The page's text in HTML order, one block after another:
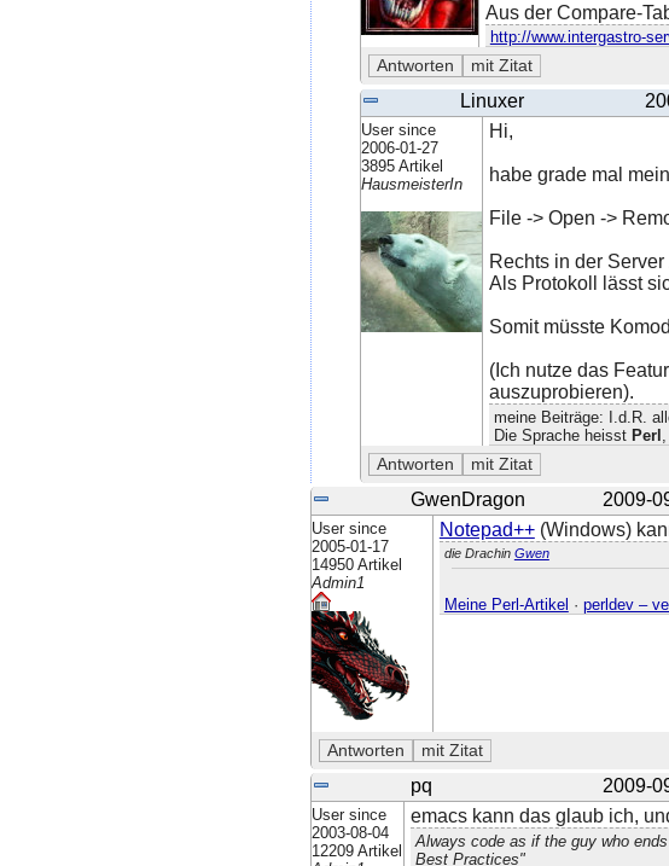
Aus der Compare-
http://www.intergastro-
Linuxer
User since
2006-01-27
3895 Artikel
HausmeisterIn
Hi,
habe grade mal
File -> Open ->
Rechts in der
Als Protokoll lässt
Somit müsste
(Ich nutze das
auszuprobieren).
meine Beiträge: I.d.R.
Die Sprache heisst Perl
GwenDragon 2009-
User since
2005-01-17
14950 Artikel
Admin1
Notepad++(Windows)
die Drachin Gwen
Meine Perl-Artikel · perldev –
pq 2009-
User since
2003-08-04
12209 Artikel
emacs kann das glaub ich,
Always code as if the guy who
Best Practices"